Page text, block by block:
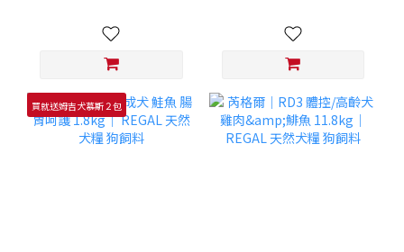
買就送姆吉犬慕斯２包